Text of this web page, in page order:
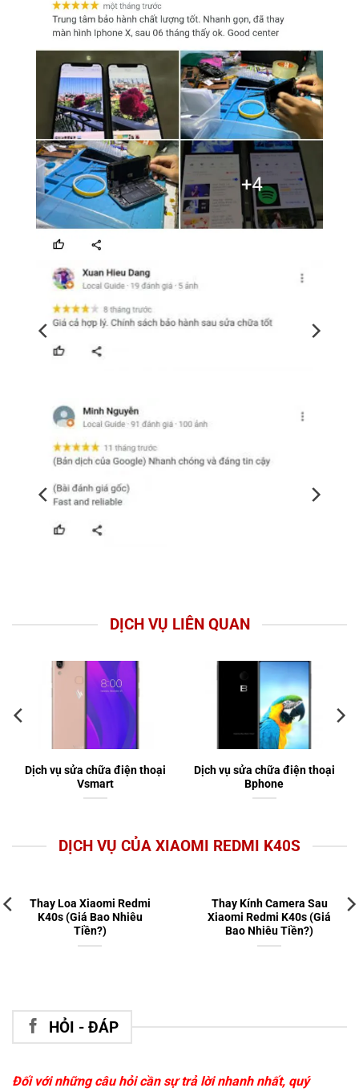
DỊCH VỤ LIÊN QUAN
Dịch vụ sửa chữa điện thoại
Vsmart
Dịch vụ sửa chữa điện thoại
Bphone
DỊCH VỤ CỦA XIAOMI REDMI K40S
Thay Loa Xiaomi Redmi
K40s (Giá Bao Nhiêu
Tiền?)
Thay Kính Camera Sau
Xiaomi Redmi K40s (Giá
Bao Nhiêu Tiền?)
HỎI - ĐÁP
Đối với những câu hỏi cần sự trả lời nhanh nhất, quý